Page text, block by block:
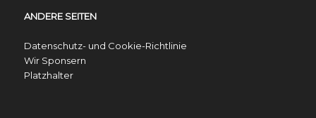
ANDERE SEITEN
Datenschutz- und Cookie-Richtlinie
Wir Sponsern
Platzhalter